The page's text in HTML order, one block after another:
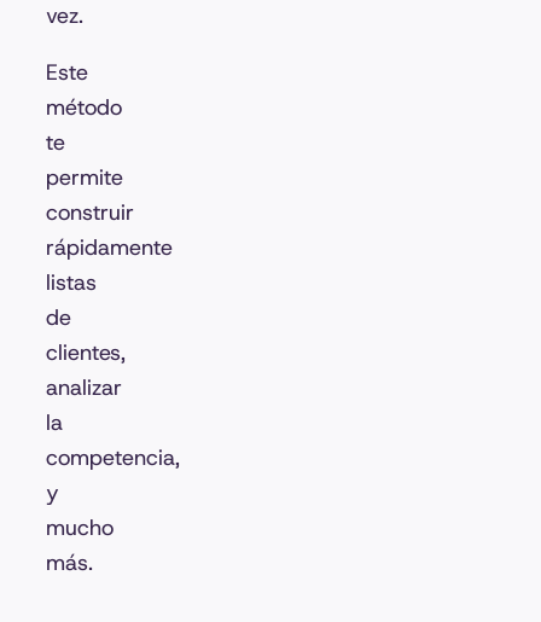
vez.
Este
método
te
permite
construir
rápidamente
listas
de
clientes,
analizar
la
competencia,
y
mucho
más.